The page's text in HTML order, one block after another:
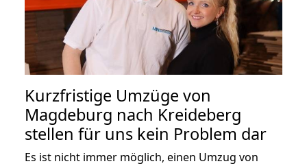
Kurzfristige Umzüge von
Magdeburg nach Kreideberg
stellen für uns kein Problem dar
Es ist nicht immer möglich, einen Umzug von